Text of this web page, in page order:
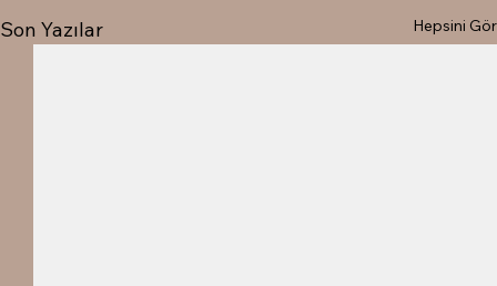
Son Yazılar Hepsini Gör